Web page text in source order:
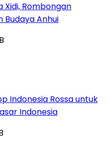
Xidi, Rombongan
Budaya Anhui
Indonesia Rossa untuk
Indonesia